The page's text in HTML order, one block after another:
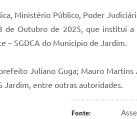
Ministério Público, Poder
de Outubro de 2025, que institui a
– SGDCA do Município de Jardim.
Juliano Guga; Mauro Martins
Jardim, entre outras autoridades.
Fonte: